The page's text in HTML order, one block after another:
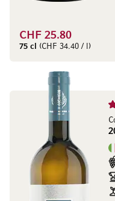
CHF 25.80
75 cl (CHF 34.40 / l)